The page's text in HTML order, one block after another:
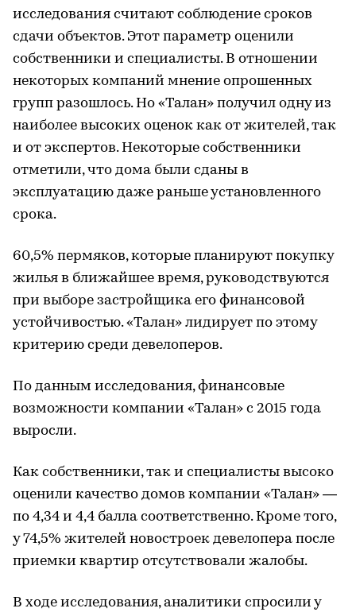
исследования считают соблюдение сроков
сдачи объектов. Этот параметр оценили
собственники и специалисты. В отношении
некоторых компаний мнение опрошенных
групп разошлось. Но «Талан» получил одну из
наиболее высоких оценок как от жителей, так
и от экспертов. Некоторые собственники
отметили, что дома были сданы в
эксплуатацию даже раньше установленного
срока.
60,5% пермяков, которые планируют покупку
жилья в ближайшее время, руководствуются
при выборе застройщика его финансовой
устойчивостью. «Талан» лидирует по этому
критерию среди девелоперов.
По данным исследования, финансовые
возможности компании «Талан» с 2015 года
выросли.
Как собственники, так и специалисты высоко
оценили качество домов компании «Талан» —
по 4,34 и 4,4 балла соответственно. Кроме того,
у 74,5% жителей новостроек девелопера после
приемки квартир отсутствовали жалобы.
В ходе исследования, аналитики спросили у